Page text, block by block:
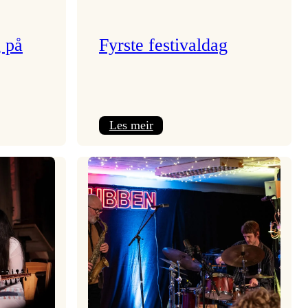
på
Fyrste festivaldag
Les meir:
festivaldag